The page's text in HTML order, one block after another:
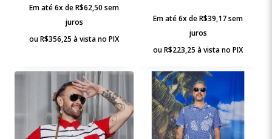
Em até 6x deR$62,50 sem
juros
ouR$356,25 à vista no PIX
Em até 6x deR$39,17sem
juros
ouR$223,25 à vista no PIX